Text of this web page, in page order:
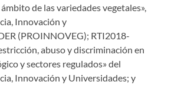
de las variedades vegetales»,
Innovación y
(PROINNOVEG); RTI2018-
abuso y discriminación en
y sectores regulados» del
Innovación y Universidades; y